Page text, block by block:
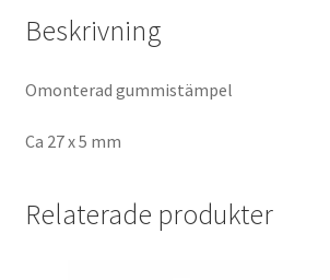
Beskrivning
Omonterad gummistämpel
Ca 27 x 5 mm
Relaterade produkter